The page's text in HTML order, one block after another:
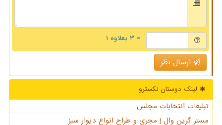
= ۳ بعلاوه ۱
ارسال نظر
لینک دوستان نكسترو
تبلیغات انتخابات مجلس
مستر گرین وال | مجری و طراح انواع دیوار سبز